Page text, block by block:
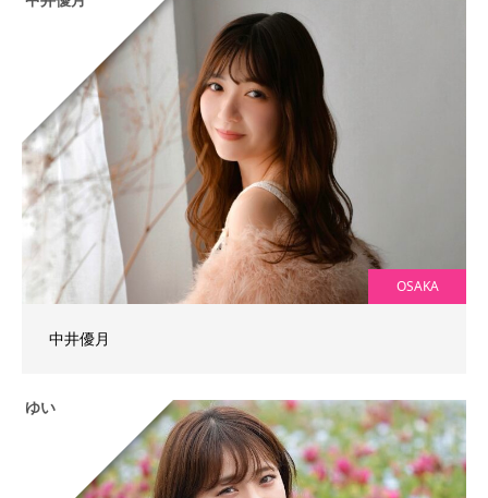
OSAKA
中井優月
ゆい